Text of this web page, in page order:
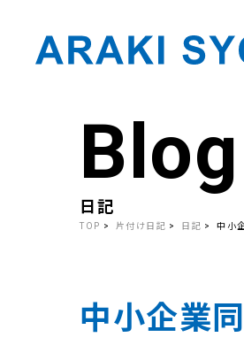
Blog
日記
TOP 片付け日記 日記 中小
中小企業